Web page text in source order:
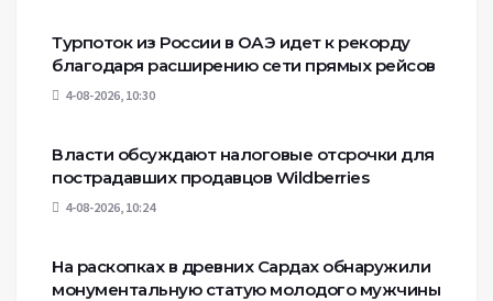
Турпоток из России в ОАЭ идет к рекорду
благодаря расширению сети прямых рейсов
4-08-2026, 10:30
Власти обсуждают налоговые отсрочки для
пострадавших продавцов Wildberries
4-08-2026, 10:24
На раскопках в древних Сардах обнаружили
монументальную статую молодого мужчины